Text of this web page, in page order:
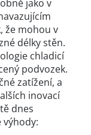
jako v
že mohou v
délky stěn.
chladicí
podvozek.
zatížení, a
inovací
dnes